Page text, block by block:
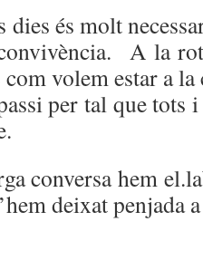
és molt
A la
volem estar a
per tal que tots
conversa hem
deixat penjada